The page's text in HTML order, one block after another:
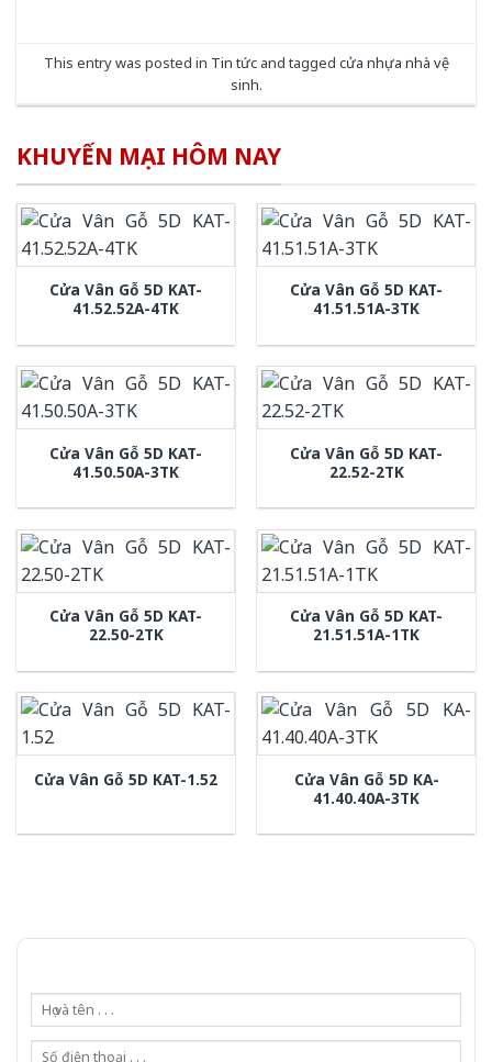
This entry was posted in Tin tứcand tagged cửa nhựa nhà vệ
sinh.
KHUYẾN MẠI HÔM NAY
Cửa Vân Gỗ 5D KAT-
41.52.52A-4TK
Cửa Vân Gỗ 5D KAT-
41.51.51A-3TK
Cửa Vân Gỗ 5D KAT-
41.50.50A-3TK
Cửa Vân Gỗ 5D KAT-
22.52-2TK
Cửa Vân Gỗ 5D KAT-
22.50-2TK
Cửa Vân Gỗ 5D KAT-
21.51.51A-1TK
Cửa Vân Gỗ 5D KAT-1.52
Cửa Vân Gỗ 5D KA-
41.40.40A-3TK